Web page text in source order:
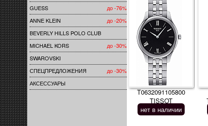
GUESS
до -76%
ANNE KLEIN
до -20%
BEVERLY HILLS POLO CLUB
MICHAEL KORS
до -30%
SWAROVSKI
СПЕЦПРЕДЛОЖЕНИЯ
до -30%
АКСЕССУАРЫ
T0632091105800
TISSOT
нет в наличии